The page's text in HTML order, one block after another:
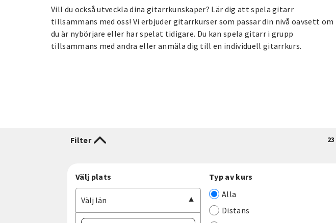
Vill du också utveckla dina gitarrkunskaper? Lär dig att spela gitarr
tillsammans med oss! Vi erbjuder gitarrkurser som passar din nivå oavsett om
du är nybörjare eller har spelat tidigare. Du kan spela gitarr i grupp
tillsammans med andra eller anmäla dig till en individuell gitarrkurs.
Filter 23
Välj plats
Välj län
Typ av kurs
Alla
Distans